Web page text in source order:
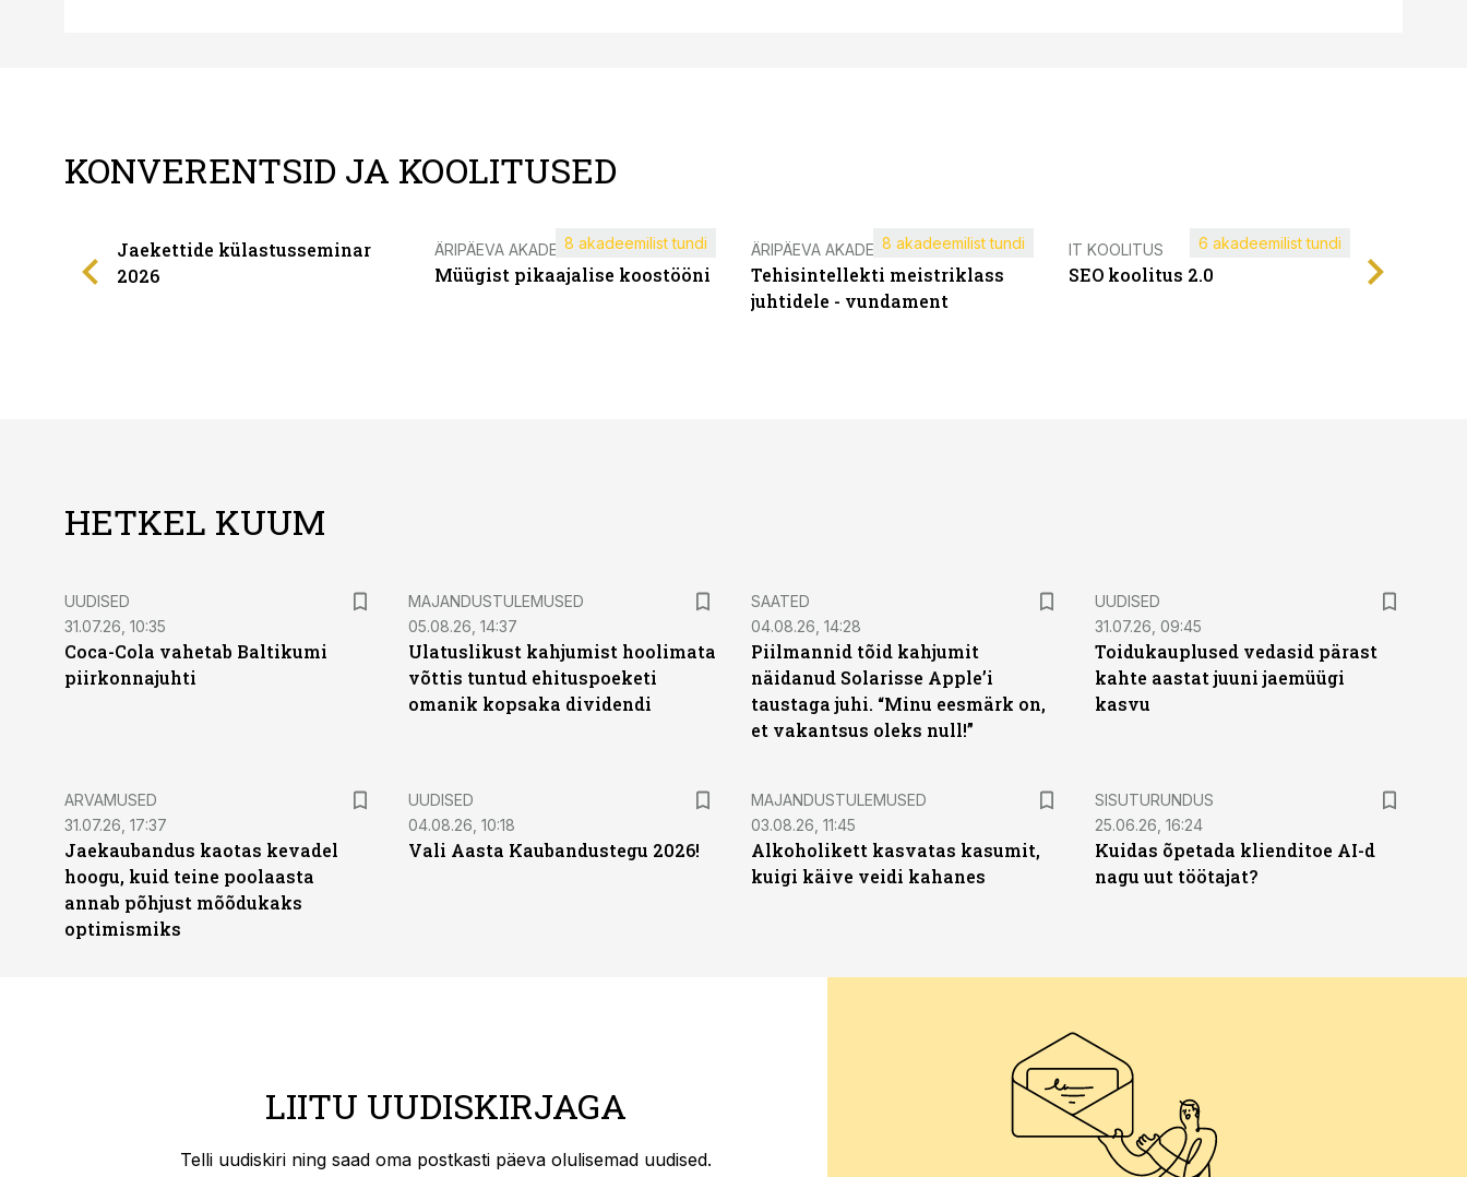
KONVERENTSID JA KOOLITUSED
Jaekettide külastusseminar
2026
ÄRIPÄEVA AKADEEMIA
Müügist pikaajalise koostööni
8 akadeemilist tundi ÄRIPÄEVA AKADEEMIA
Tehisintellekti meistriklass
juhtidele - vundament
8 akadeemilist tundi IT KOOLITUS
SEO koolitus 2.0
6 akadeemilist tundi
HETKEL KUUM
UUDISED
31.07.26, 10:35
Coca-Cola vahetab Baltikumi
piirkonnajuhti
MAJANDUSTULEMUSED
05.08.26, 14:37
Ulatuslikust kahjumist hoolimata
võttis tuntud ehituspoeketi
omanik kopsaka dividendi
SAATED
04.08.26, 14:28
Piilmannid tõid kahjumit
näidanud Solarisse Apple’i
taustaga juhi. “Minu eesmärk on,
et vakantsus oleks null!”
UUDISED
31.07.26, 09:45
Toidukauplused vedasid pärast
kahte aastat juuni jaemüügi
kasvu
ARVAMUSED
31.07.26, 17:37
Jaekaubandus kaotas kevadel
hoogu, kuid teine poolaasta
annab põhjust mõõdukaks
optimismiks
UUDISED
04.08.26, 10:18
Vali Aasta Kaubandustegu 2026!
MAJANDUSTULEMUSED
03.08.26, 11:45
Alkoholikett kasvatas kasumit,
kuigi käive veidi kahanes
ST
SISUTURUNDUS
25.06.26, 16:24
Kuidas õpetada klienditoe AI-d
nagu uut töötajat?
LIITU UUDISKIRJAGA
Telli uudiskiri ning saad oma postkasti päeva olulisemad uudised.